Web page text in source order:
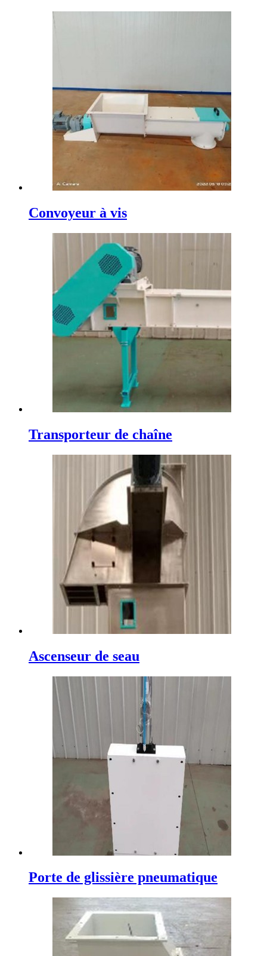
Convoyeur à vis
Transporteur de chaîne
Ascenseur de seau
Porte de glissière pneumatique